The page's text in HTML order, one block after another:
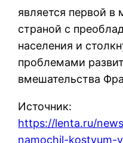
является первой в
страной с
населения и
проблемами
вмешательства
Источник:
https://lenta.ru/
namochil-kostyum-